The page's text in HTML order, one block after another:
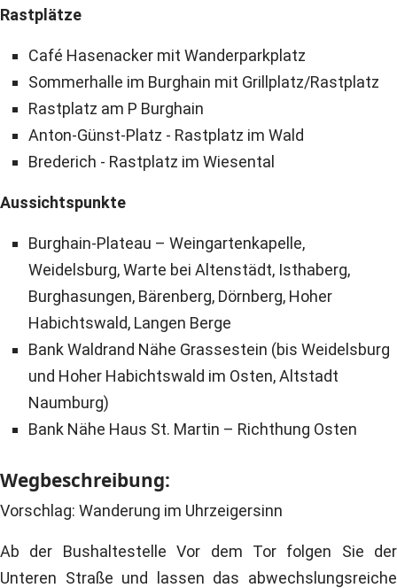
Rastplätze
Café Hasenacker mit Wanderparkplatz
Sommerhalle im Burghain mit Grillplatz/Rastplatz
Rastplatz am P Burghain
Anton-Günst-Platz - Rastplatz im Wald
Brederich - Rastplatz im Wiesental
Aussichtspunkte
Burghain-Plateau – Weingartenkapelle,
Weidelsburg, Warte bei Altenstädt, Isthaberg,
Burghasungen, Bärenberg, Dörnberg, Hoher
Habichtswald, Langen Berge
Bank Waldrand Nähe Grassestein (bis Weidelsburg
und Hoher Habichtswald im Osten, Altstadt
Naumburg)
Bank Nähe Haus St. Martin – Richthung Osten
Wegbeschreibung:
Vorschlag: Wanderung im Uhrzeigersinn
Ab der Bushaltestelle Vor dem Tor folgen Sie der
Unteren Straße und lassen das abwechslungsreiche